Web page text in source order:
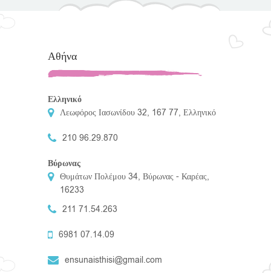
Αθήνα
Ελληνικό
Λεωφόρος Ιασωνίδου 32, 167 77, Ελληνικό
210 96.29.870
Βύρωνας
Θυμάτων Πολέμου 34, Βύρωνας - Καρέας,
16233
211 71.54.263
6981 07.14.09
ensunaisthisi@gmail.com